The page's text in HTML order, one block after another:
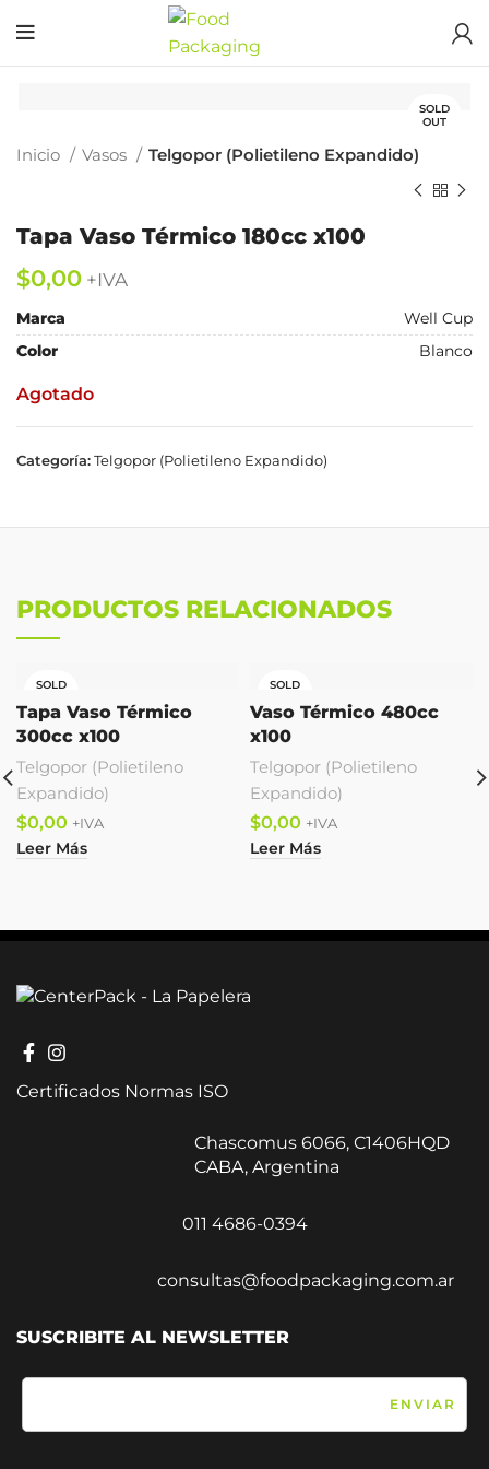
SOLD
OUT
Inicio Vasos Telgopor (Polietileno Expandido)
Tapa Vaso Térmico 180cc x100
$
Marca
Well Cup
Color
Blanco
Agotado
Categoría:Telgopor (Polietileno Expandido)
PRODUCTOS RELACIONADOS
SOLD
Tapa Vaso Térmico
300cc x100
Telgopor (Polietileno
Expandido)
$
Leer Más
SOLD
Vaso Térmico 480cc
x100
Telgopor (Polietileno
Expandido)
$
Leer Más
Certificados Normas ISO
Chascomus 6066, C1406HQD
CABA, Argentina
011 4686-0394
consultas@foodpackaging.com.ar
SUSCRIBITE AL NEWSLETTER